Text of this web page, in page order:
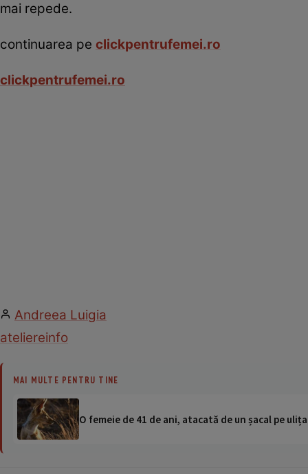
mai repede.
continuarea pe clickpentrufemei.ro
clickpentrufemei.ro
Andreea Luigia
ateliereinfo
MAI MULTE PENTRU TINE
O femeie de 41 de ani, atacată de un șacal pe